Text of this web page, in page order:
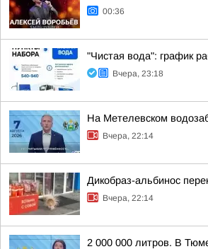
00:36
"Чистая вода": график
Вчера, 23:18
На Метелевском
Вчера, 22:14
Дикобраз-альбинос
Вчера, 22:14
2 000 000 литров. В